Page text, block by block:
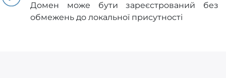
Домен може бути зареєстрований без
обмежень до локальної присутності